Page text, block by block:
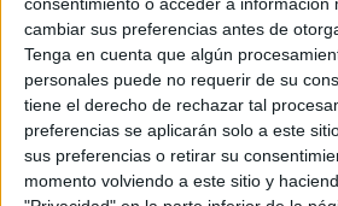
cambiar sus preferencias antes de
Tenga en cuenta que algún
personales puede no requerir de su
tiene el derecho de rechazar tal
preferencias se aplicarán solo a este
sus preferencias o retirar su
momento volviendo a este sitio y
Producto
Producto
Web pensada para poder
productos propios y ajenos
aficionados los puedan